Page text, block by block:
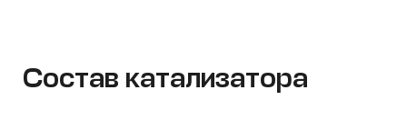
Состав катализатора